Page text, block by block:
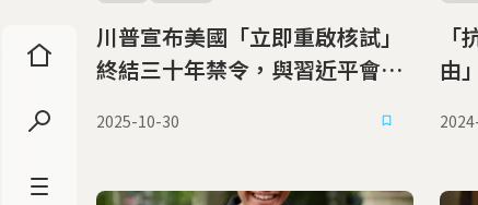
川普宣布美國「立即重啟核試」
終結三十年禁令，與習近平會面
2025-10-30
由